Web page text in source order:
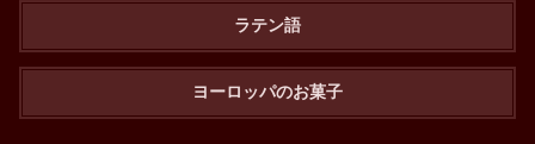
ラテン語
ヨーロッパのお菓子